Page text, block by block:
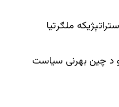
ملګرتيا
د چين بهرنی سياست